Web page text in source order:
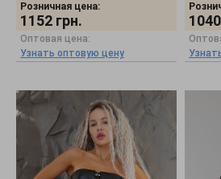
Розничная цена:
1152 грн.
Оптовая цена:
Узнать оптовую цену
1040